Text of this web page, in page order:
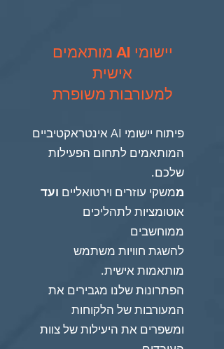
יישומי AI מותאמים
אישית
למעורבות משופרת
פיתוח יישומי AI אינטראקטיביים
המותאמים לתחום הפעילות
שלכם.
ממשקי עוזרים וירטואליים ועד
אוטומציות לתהליכים
ממוחשבים
להשגת חוויות משתמש
מותאמות אישית.
הפתרונות שלנו מגבירים את
המעורבות של הלקוחות
ומשפרים את היעילות של צוות